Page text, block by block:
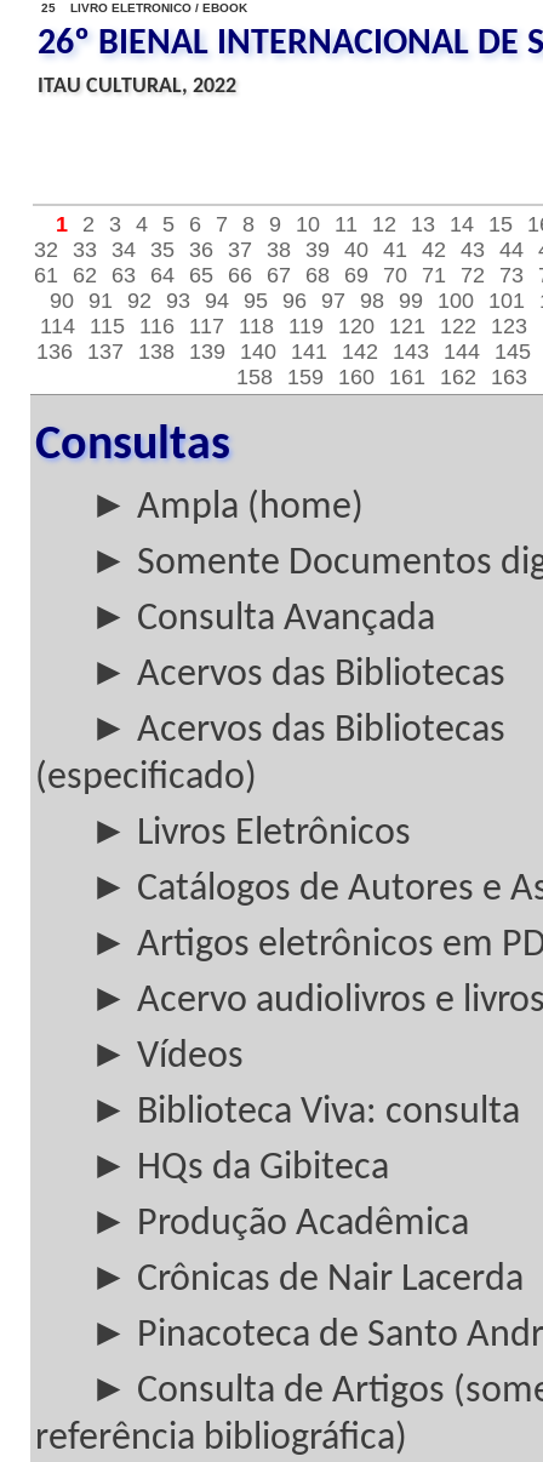
25 LIVRO ELETRONICO / EBOOK
26º BIENAL INTERNACIONAL DE
ITAU CULTURAL, 2022
1 2 3 4 5 6 7 8 9 10 11 12 13 14 15
32
33 34 35 36 37 38 39 40 41 42 43 44
61
62 63 64 65 66 67 68 69 70 71 72 73
90
91 92 93 94 95 96 97 98 99 100 101
114
115 116 117 118 119 120 121 122 123
136
137 138 139 140 141 142 143 144
145
158
159 160 161 162 163
Consultas
► Ampla (home)
► Somente Documentos
► Consulta Avançada
► Acervos das Bibliotecas
► Acervos das Bibliotecas
(especificado)
► Livros Eletrônicos
► Catálogos de Autores e
► Artigos eletrônicos em
► Acervo audiolivros e
► Vídeos
► Biblioteca Viva: consulta
► HQs da Gibiteca
► Produção Acadêmica
► Crônicas de Nair Lacerda
► Pinacoteca de Santo
► Consulta de Artigos
referência bibliográfica)